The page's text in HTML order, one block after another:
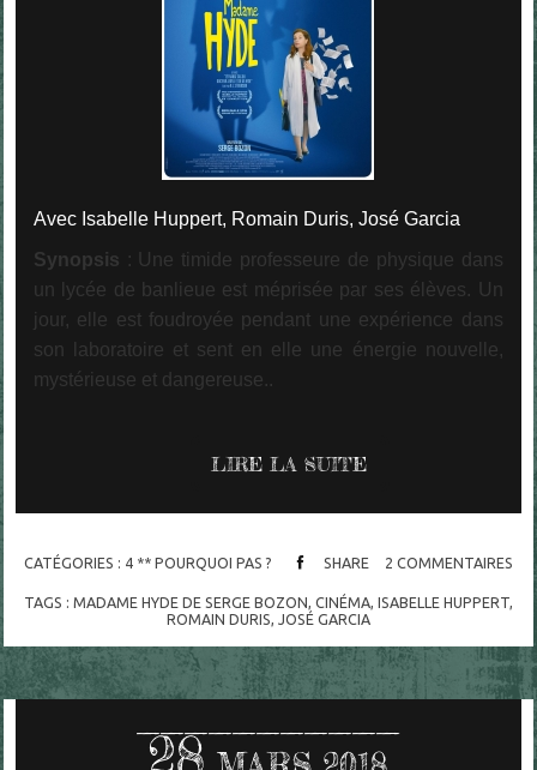
Avec Isabelle Huppert, Romain Duris, José Garcia
Synopsis : Une timide professeure de physique dans
un lycée de banlieue est méprisée par ses élèves. Un
jour, elle est foudroyée pendant une expérience dans
son laboratoire et sent en elle une énergie nouvelle,
mystérieuse et dangereuse..
LIRE LA SUITE
CATÉGORIES : 4 ** POURQUOI PAS ? SHARE 2 COMMENTAIRES
TAGS : MADAME HYDE DE SERGE BOZON CINÉMA, ISABELLE HUPPERT,
ROMAIN DURIS
JOSÉ GARCIA